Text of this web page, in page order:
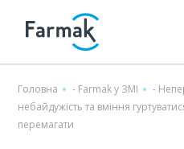
Головна - Farmak у ЗМІ -
небайдужість та вміння
перемагати